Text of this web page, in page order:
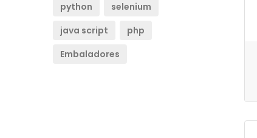
python
selenium
java script
php
Embaladores